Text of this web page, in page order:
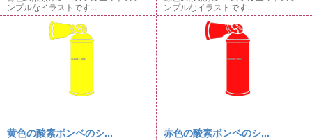
ンプルなイラストです...
ンプルなイラストです...
黄色の酸素ボンベのシ... 赤色の酸素ボンベのシ...